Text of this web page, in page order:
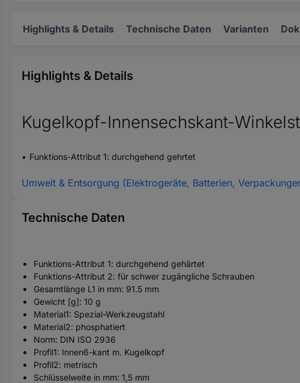
Highlights & Details Technische Daten Varianten
Highlights & Details
Kugelkopf-Innensechskant-
Funktions-Attribut 1: durchgehend gehrtet
Umwelt & Entsorgung (Elektrogeräte, Batterien,
Technische Daten
Funktions-Attribut 1: durchgehend gehärtet
Funktions-Attribut 2: für schwer zugängliche Schrauben
Gesamtlänge L1 in mm: 91.5 mm
Gewicht [g]: 10 g
Material1: Spezial-Werkzeugstahl
Material2: phosphatiert
Norm: DIN ISO 2936
Profil1: Innen6-kant m. Kugelkopf
Profil2: metrisch
Schlüsselweite in mm: 1,5 mm